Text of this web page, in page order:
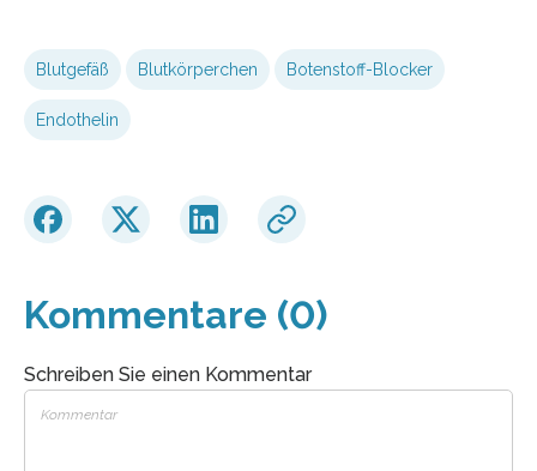
Blutgefäß Blutkörperchen Botenstoff-Blocker
Endothelin
Kommentare (0)
Schreiben Sie einen Kommentar